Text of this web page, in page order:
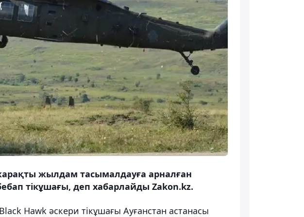
жылдам тасымалдауға арналған
тікұшағы, деп хабарлайды Zakon.kz.
Hawk әскери тікұшағы Ауғанстан астанасы